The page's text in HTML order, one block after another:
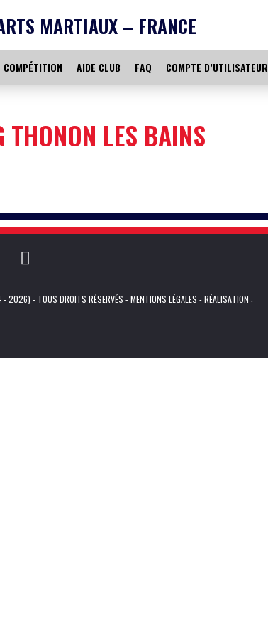
MARTIAUX – FRANCE
COMPÉTITION AIDE CLUB FAQ COMPTE D’UTILISATEUR
THONON LES BAINS
- 2026) - TOUS DROITS RÉSERVÉS -MENTIONS LÉGALES - RÉALISATION :